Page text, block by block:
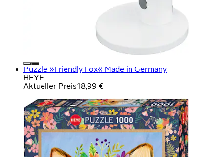
Puzzle »Friendly Fox« Made in Germany
HEYE
Aktueller Preis18,99 €